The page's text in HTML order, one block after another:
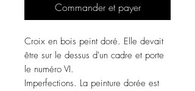
Commander et payer
Croix en bois peint doré. Elle devait
être sur le dessus d'un cadre et porte
le numéro VI.
Imperfections. La peinture dorée est